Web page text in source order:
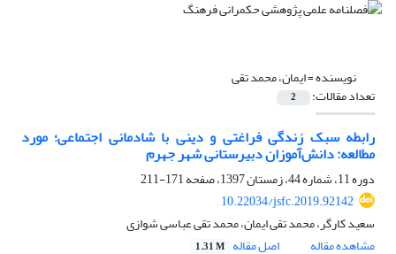
نویسنده =ایمان، محمد تقی
تعداد مقالات: 2
رابطه سبک زندگی فراغتی و دینی با شادمانی اجتماعی؛ مورد
مطالعه: دانش‌آموزان دبیرستانی شهر جهرم
دوره 11، شماره 44، زمستان 1397، صفحه
171-211
10.22034/jsfc.2019.92142
سعید کارگر، محمد تقی ایمان، محمد تقی عباسی شوازی
مشاهده مقاله
اصل مقاله 1.31 M